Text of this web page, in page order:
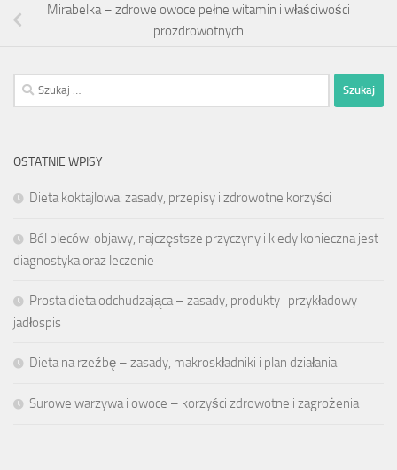
Mirabelka – zdrowe owoce pełne witamin i właściwości
prozdrowotnych
Szukaj:
OSTATNIE WPISY
Dieta koktajlowa: zasady, przepisy i zdrowotne korzyści
Ból pleców: objawy, najczęstsze przyczyny i kiedy konieczna jest
diagnostyka oraz leczenie
Prosta dieta odchudzająca – zasady, produkty i przykładowy
jadłospis
Dieta na rzeźbę – zasady, makroskładniki i plan działania
Surowe warzywa i owoce – korzyści zdrowotne i zagrożenia